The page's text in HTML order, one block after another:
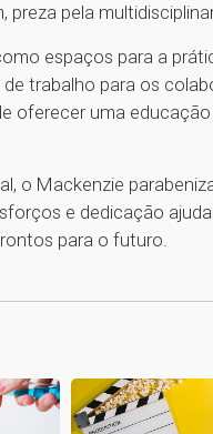
preza pela
espaços para a
trabalho para os
oferecer uma
o Mackenzie
e dedicação
para o futuro.